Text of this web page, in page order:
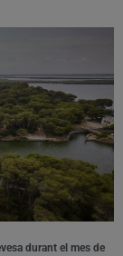
durant el mes de